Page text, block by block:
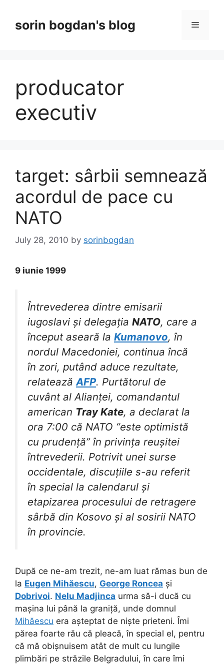
contentsorin bogdan's blog Menu
producator
executiv
target: sârbii semnează
acordul de pace cu
NATO
July 28, 2010 by sorinbogdan
9 iunie 1999
Întrevederea dintre emisarii
iugoslavi și delegația NATO, care a
început aseară la Kumanovo, în
nordul Macedoniei, continua încă
în zori, putând aduce rezultate,
relateazăAFP. Purtătorul de
cuvânt al Alianței, comandantul
american Tray Kate, a declarat la
ora 7:00 că NATO “este optimistă
cu prudență” în privința reușitei
întrevederii. Potrivit unei surse
occidentale, discuțiile s-au referit
în special la calendarul și
etapizarea procesului de retragere
sârbă din Kosovo și al sosirii NATO
în provincie.
După ce ne-am trezit, ne-am luat rămas bun de
la Eugen Mihăescu, George Roncea și
Dobrivoi. Nelu Madjinca urma să-i ducă cu
mașina lui până la graniță, unde domnul
Mihăescu era așteptat de niște prieteni. Îmi
părea foarte rău că pleacă, în special el, pentru
că mă obișnuisem atât de mult cu lungile
plimbări pe străzile Belgradului, în care îmi